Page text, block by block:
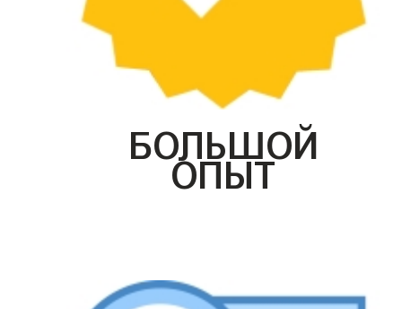
БОЛЬШОЙ
ОПЫТ